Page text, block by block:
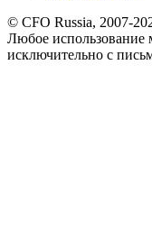
© CFO Russia, 2007-
Любое использование
исключительно с